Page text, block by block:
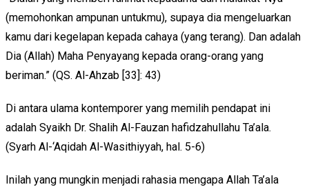
(memohonkan ampunan untukmu), supaya dia mengeluarkan
kamu dari kegelapan kepada cahaya (yang terang). Dan adalah
Dia (Allah) Maha Penyayang kepada orang-orang yang
beriman.” (QS. Al-Ahzab [33]: 43)
Di antara ulama kontemporer yang memilih pendapat ini
adalah Syaikh Dr. Shalih Al-Fauzan hafidzahullahu Ta’ala.
(Syarh Al-‘Aqidah Al-Wasithiyyah, hal. 5-6)
Inilah yang mungkin menjadi rahasia mengapa Allah Ta’ala